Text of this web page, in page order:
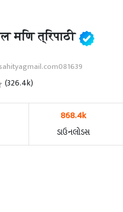
मणि त्रिपाठी
(326.4k)
868.4k
ડાઉનલોડસ